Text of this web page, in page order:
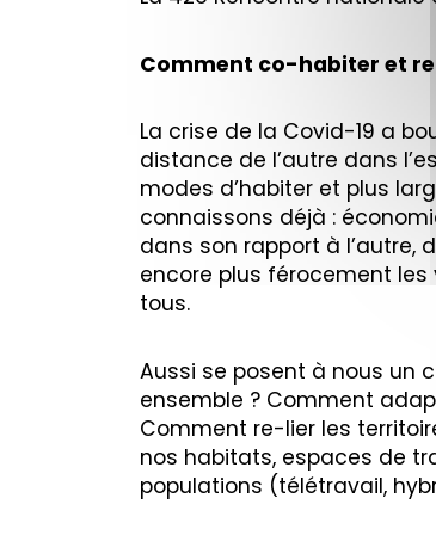
Comment co-habiter et
La crise de la Covid-19 a
distance de l’autre dans
modes d’habiter et plus
connaissons déjà :
dans son rapport à
encore plus férocement
tous.
Aussi se posent à nous un
ensemble ? Comment
Comment re-lier les
nos habitats, espaces de
populations (télétravail,